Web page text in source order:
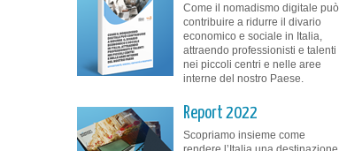
Come il nomadismo digitale può
contribuire a ridurre il divario
economico e sociale in Italia,
attraendo professionisti e talenti
nei piccoli centri e nelle aree
interne del nostro Paese.
Report 2022
Scopriamo insieme come